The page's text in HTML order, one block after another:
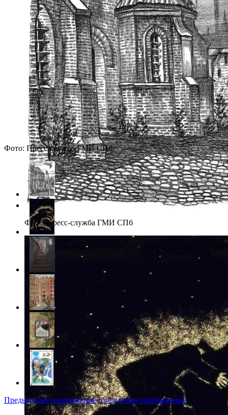
Фото: Пресс-служба ГМИ СПб
Фото: Пресс-служба ГМИ СПб
Предыдущее изображение Следующее изображение